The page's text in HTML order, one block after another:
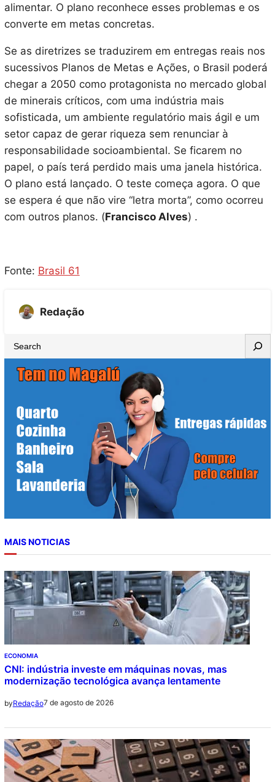
alimentar. O plano reconhece esses problemas e os
converte em metas concretas.
Se as diretrizes se traduzirem em entregas reais nos
sucessivos Planos de Metas e Ações, o Brasil poderá
chegar a 2050 como protagonista no mercado global
de minerais críticos, com uma indústria mais
sofisticada, um ambiente regulatório mais ágil e um
setor capaz de gerar riqueza sem renunciar à
responsabilidade socioambiental. Se ficarem no
papel, o país terá perdido mais uma janela histórica.
O plano está lançado. O teste começa agora. O que
se espera é que não vire “letra morta”, como ocorreu
com outros planos. (Francisco Alves) .
Fonte: Brasil 61
Redação
e
MAIS NOTICIAS
ECONOMIA
CNI: indústria investe em máquinas novas, mas
modernização tecnológica avança lentamente
byRedação7 de agosto de 2026